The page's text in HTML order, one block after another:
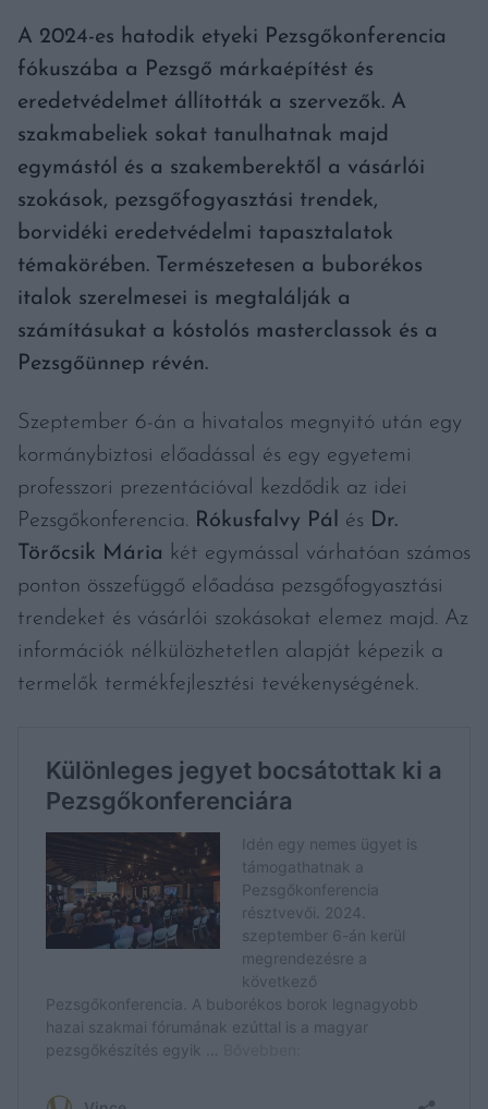
A 2024-es hatodik etyeki Pezsgőkonferencia
fókuszába a Pezsgő márkaépítést és
eredetvédelmet állították a szervezők. A
szakmabeliek sokat tanulhatnak majd
egymástól és a szakemberektől a vásárlói
szokások, pezsgőfogyasztási trendek,
borvidéki eredetvédelmi tapasztalatok
témakörében. Természetesen a buborékos
italok szerelmesei is megtalálják a
számításukat a kóstolós masterclassok és a
Pezsgőünnep révén.
Szeptember 6-án a hivatalos megnyitó után egy
kormánybiztosi előadással és egy egyetemi
professzori prezentációval kezdődik az idei
Pezsgőkonferencia. Rókusfalvy Pál és Dr.
Törőcsik Mária két egymással várhatóan számos
ponton összefüggő előadása pezsgőfogyasztási
trendeket és vásárlói szokásokat elemez majd. Az
információk nélkülözhetetlen alapját képezik a
termelők termékfejlesztési tevékenységének.